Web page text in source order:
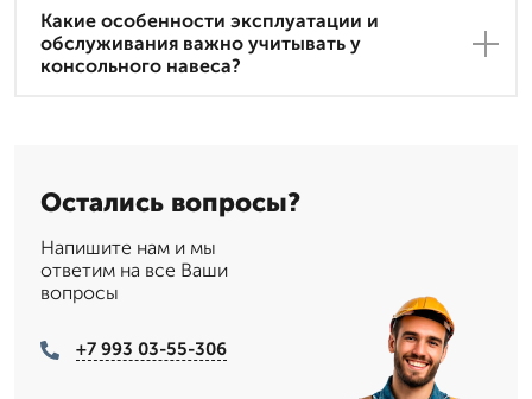
Какие особенности эксплуатации и
обслуживания важно учитывать у
консольного навеса?
Остались вопросы?
Напишите нам и мы
ответим на все Ваши
вопросы
+7 993 03-55-306